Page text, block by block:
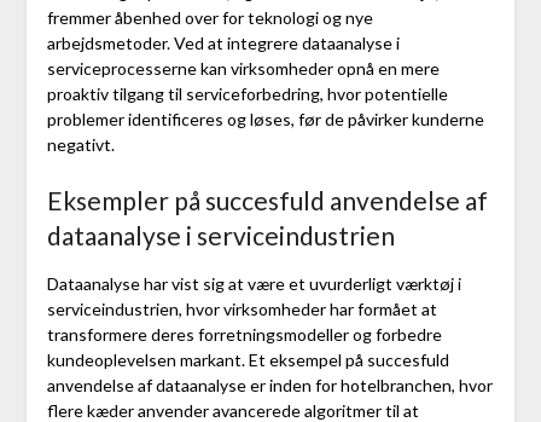
fremmer åbenhed over for teknologi og nye
arbejdsmetoder. Ved at integrere dataanalyse i
serviceprocesserne kan virksomheder opnå en mere
proaktiv tilgang til serviceforbedring, hvor potentielle
problemer identificeres og løses, før de påvirker kunderne
negativt.
Eksempler på succesfuld anvendelse af
dataanalyse i serviceindustrien
Dataanalyse har vist sig at være et uvurderligt værktøj i
serviceindustrien, hvor virksomheder har formået at
transformere deres forretningsmodeller og forbedre
kundeoplevelsen markant. Et eksempel på succesfuld
anvendelse af dataanalyse er inden for hotelbranchen, hvor
flere kæder anvender avancerede algoritmer til at